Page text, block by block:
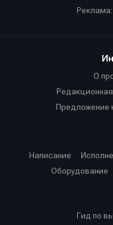
Реклама:
О
Предложение
Написание
Оборудование
Гид по